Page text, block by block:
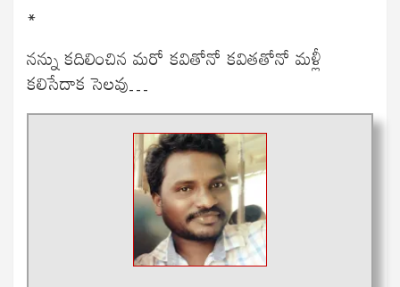
*
నన్ను కదిలించిన మరో కవితోనో కవితతోనో మళ్లీ
కలిసేదాక సెలవు…